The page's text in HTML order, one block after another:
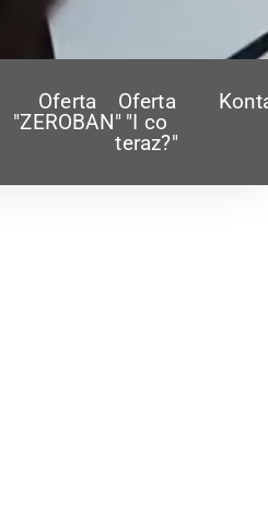
Oferta
"ZEROBAN"
Oferta
"I co
teraz?"